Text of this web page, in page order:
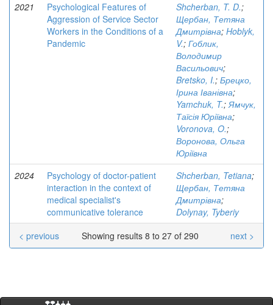
2021
Psychological Features of
Aggression of Service Sector
Workers in the Conditions of a
Pandemic
Shcherban, T. D.;
Щербан, Тетяна
Дмитрівна; Hoblyk,
V.; Гоблик,
Володимир
Васильович;
Bretsko, I.; Брецко,
Ірина Іванівна;
Yamchuk, T.;Ямчук,
Таїсія Юріївна;
Voronova, O.;
Воронова, Ольга
Юріївна
2024
Psychology of doctor-patient
interaction in the context of
medical specialist's
communicative tolerance
Shcherban, Tetiana;
Щербан, Тетяна
Дмитрівна;
Dolynay, Tyberiy
Showing results 8 to 27 of 290
< previous next >